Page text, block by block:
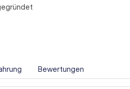
Bewertungen